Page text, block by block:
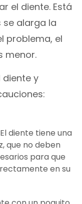
el diente. Está
alarga la
problema, el
menor.
diente y
diente tiene una
que no deben
para que
en su